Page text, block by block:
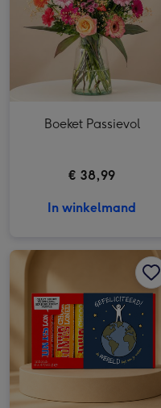
Boeket Passievol
€ 38,99
In winkelmand